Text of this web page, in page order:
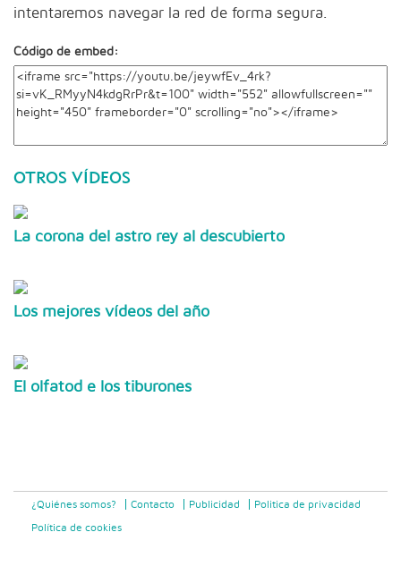
intentaremos navegar la red de forma segura.
Código de embed:
OTROS VÍDEOS
La corona del astro rey al descubierto
Los mejores vídeos del año
El olfatod e los tiburones
¿Quiénes somos? Contacto Publicidad Politica de privacidad
Política de cookies